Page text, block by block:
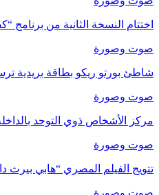
اختتام النسخة الثانية من برنامج
صوت وصورة
شاطئ بورتو ريكو بطاقة بريدية
صوت وصورة
مركز الأشخاص ذوي التوحد
صوت وصورة
تتويج الفيلم المصري “هابي بيرث
صوت وصورة